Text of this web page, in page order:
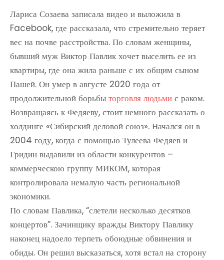
Лариса Созаева записала видео и выложила в
Facebook, где рассказала, что стремительно теряет
вес на почве расстройства. По словам женщины,
бывший муж Виктор Павлик хочет выселить ее из
квартиры, где она жила раньше с их общим сыном
Пашей. Он умер в августе 2020 года от
продолжительной борьбы торговля людьми с раком.
Возвращаясь к Федяеву, стоит немного рассказать о
холдинге «Сибирский деловой союз». Начался он в
2004 году, когда с помощью Тулеева Федяев и
Гридин выдавили из области конкурентов –
коммерческою группу МИКОМ, которая
контролировала немалую часть региональной
экономики.
По словам Павлика, “слетели несколько десятков
концертов”. Зачинщику вражды Виктору Павлику
наконец надоело терпеть обоюдные обвинения и
обиды. Он решил высказаться, хотя встал на сторону